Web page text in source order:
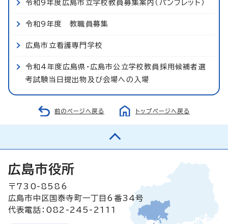
令和9年度広島市立学校教員募集案内（パンフレット）
令和9年度 教職員募集
広島市立看護専門学校
令和4年度広島県・広島市公立学校教員採用候補者選
考試験当日提出物及び会場への入場
前のページへ戻る トップページへ戻る
広島市役所
〒730-8586
広島市中区国泰寺町一丁目6番34号
代表電話：082-245-2111